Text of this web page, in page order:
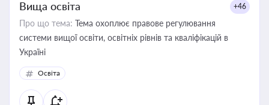
Вища освіта +46
Про що тема: Тема охоплює правове регулювання
системи вищої освіти, освітніх рівнів та кваліфікацій в
Україні
Освіта